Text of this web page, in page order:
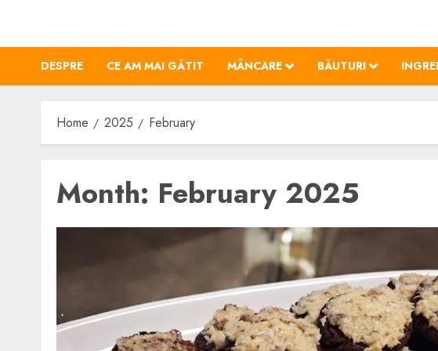
content
DESPRE CE AM MAI GĂTIT MÂNCARE BĂUTURI
Home 2025 February
Month: February 2025